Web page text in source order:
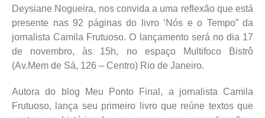
Deysiane Nogueira, nos convida a uma reflexão que está
presente nas 92 páginas do livro ‘Nós e o Tempo” da
jornalista Camila Frutuoso. O lançamento será no dia 17
de novembro, às 15h, no espaço Multifoco Bistrô
(Av.Mem de Sá, 126 – Centro) Rio de Janeiro.
Autora do blog Meu Ponto Final, a jornalista Camila
Frutuoso, lança seu primeiro livro que reúne textos que